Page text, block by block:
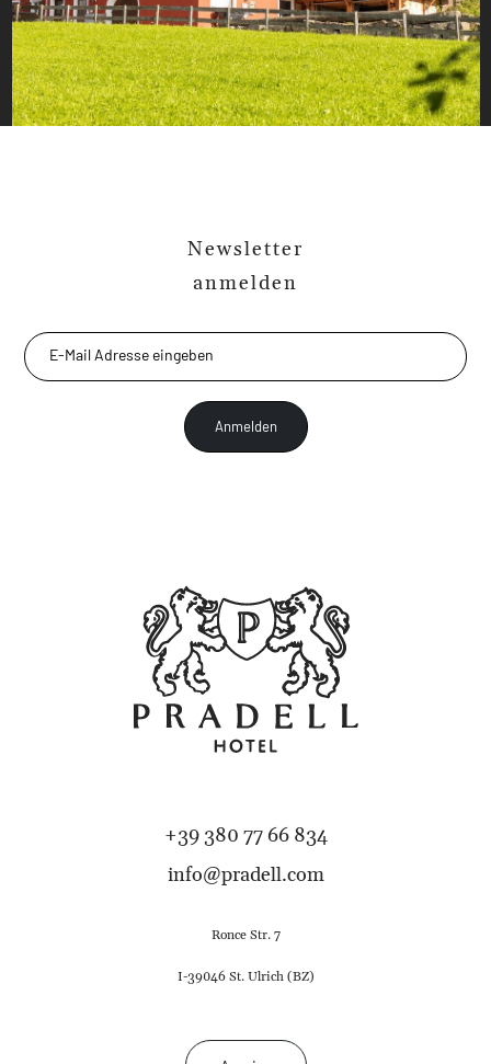
+39 380 77 66 834
info@pradell.com
Ronce Str. 7
I-39046 St. Ulrich (BZ)
Newsletter
anmelden
Anmelden